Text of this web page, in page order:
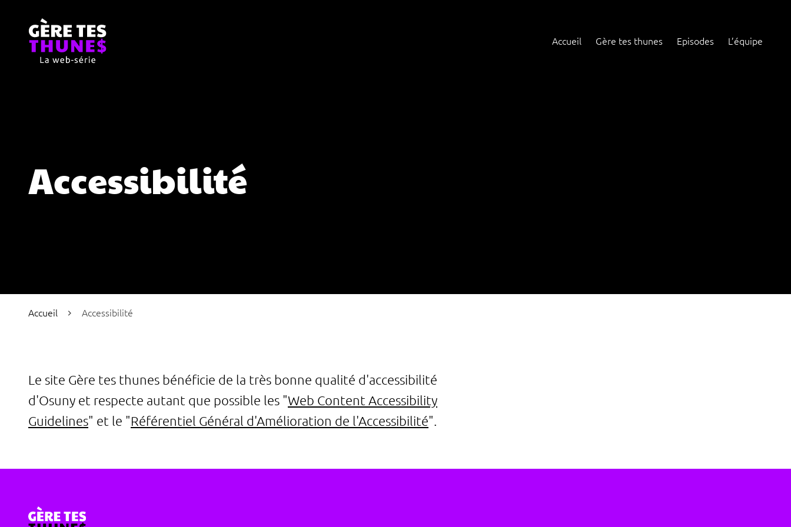
Accueil Gère tes thunes Episodes L’équipe
Accessibilité
Accueil Accessibilité
Le site Gère tes thunes bénéficie de la très bonne qualité d'accessibilité
d'Osuny et respecte autant que possible les "Web Content Accessibility
Guidelines" et le "Référentiel Général d'Amélioration de l'Accessibilité".